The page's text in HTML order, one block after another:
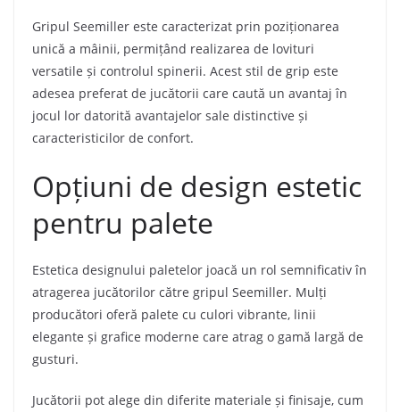
Gripul Seemiller este caracterizat prin poziționarea
unică a mâinii, permițând realizarea de lovituri
versatile și controlul spinerii. Acest stil de grip este
adesea preferat de jucătorii care caută un avantaj în
jocul lor datorită avantajelor sale distinctive și
caracteristicilor de confort.
Opțiuni de design estetic
pentru palete
Estetica designului paletelor joacă un rol semnificativ în
atragerea jucătorilor către gripul Seemiller. Mulți
producători oferă palete cu culori vibrante, linii
elegante și grafice moderne care atrag o gamă largă de
gusturi.
Jucătorii pot alege din diferite materiale și finisaje, cum